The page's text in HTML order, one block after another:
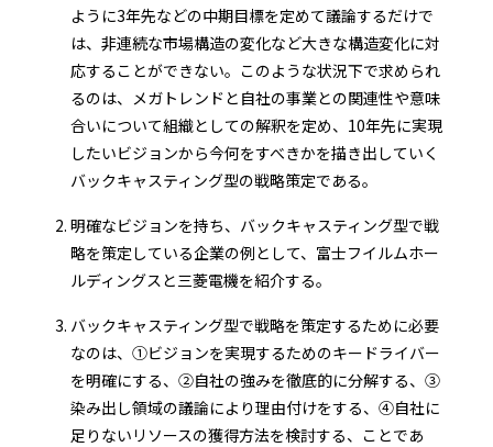
ように3年先などの中期目標を定めて議論するだけで
は、非連続な市場構造の変化など大きな構造変化に対
応することができない。このような状況下で求められ
るのは、メガトレンドと自社の事業との関連性や意味
合いについて組織としての解釈を定め、10年先に実現
したいビジョンから今何をすべきかを描き出していく
バックキャスティング型の戦略策定である。
明確なビジョンを持ち、バックキャスティング型で戦
略を策定している企業の例として、富士フイルムホー
ルディングスと三菱電機を紹介する。
バックキャスティング型で戦略を策定するために必要
なのは、①ビジョンを実現するためのキードライバー
を明確にする、②自社の強みを徹底的に分解する、③
染み出し領域の議論により理由付けをする、④自社に
足りないリソースの獲得方法を検討する、ことであ